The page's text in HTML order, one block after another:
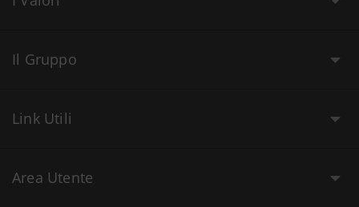
Il Gruppo
Link Utili
Area Utente